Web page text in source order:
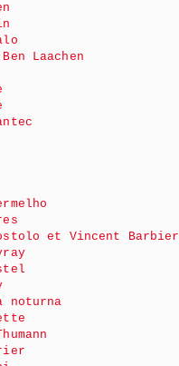
Laachen
et Vincent Barbier
noturna